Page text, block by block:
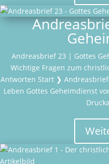
Andreasbrief 23 | Gottes
Wichtige Fragen zum
Antworten Start ❯
Leben Gottes Geheimdienst